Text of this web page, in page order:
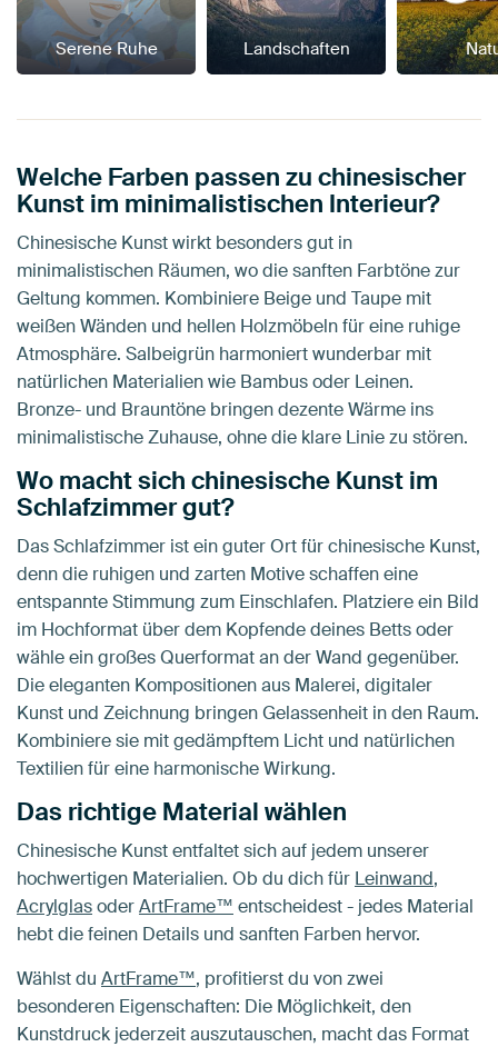
Serene Ruhe Landschaften
Welche Farben passen zu chinesischer
Kunst im minimalistischen Interieur?
Chinesische Kunst wirkt besonders gut in
minimalistischen Räumen, wo die sanften Farbtöne zur
Geltung kommen. Kombiniere Beige und Taupe mit
weißen Wänden und hellen Holzmöbeln für eine ruhige
Atmosphäre. Salbeigrün harmoniert wunderbar mit
natürlichen Materialien wie Bambus oder Leinen.
Bronze- und Brauntöne bringen dezente Wärme ins
minimalistische Zuhause, ohne die klare Linie zu stören.
Wo macht sich chinesische Kunst im
Schlafzimmer gut?
Das Schlafzimmer ist ein guter Ort für chinesische Kunst,
denn die ruhigen und zarten Motive schaffen eine
entspannte Stimmung zum Einschlafen. Platziere ein Bild
im Hochformat über dem Kopfende deines Betts oder
wähle ein großes Querformat an der Wand gegenüber.
Die eleganten Kompositionen aus Malerei, digitaler
Kunst und Zeichnung bringen Gelassenheit in den Raum.
Kombiniere sie mit gedämpftem Licht und natürlichen
Textilien für eine harmonische Wirkung.
Das richtige Material wählen
Chinesische Kunst entfaltet sich auf jedem unserer
hochwertigen Materialien. Ob du dich für Leinwand,
AcrylglasoderArtFrame™ entscheidest - jedes Material
hebt die feinen Details und sanften Farben hervor.
Wählst du ArtFrame™, profitierst du von zwei
besonderen Eigenschaften: Die Möglichkeit, den
Kunstdruck jederzeit auszutauschen, macht das Format